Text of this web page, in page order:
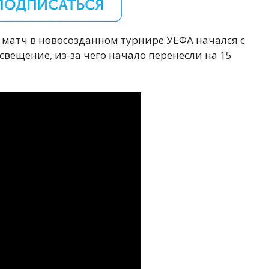
в новосозданном турнире УЕФА начался с
из-за чего начало перенесли на 15